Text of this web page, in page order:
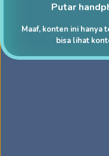
Putar
Maaf, konten ini hanya
bisa lihat